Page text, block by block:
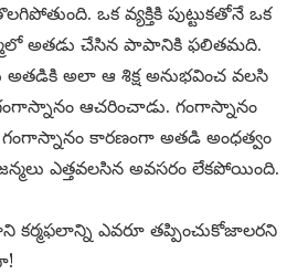
ఒక వ్యక్తికి పుట్టుకతోనే ఒక
జన్మలో అతడు చేసిన పాపానికి ఫలితమది.
అతడికి అలా ఆ శిక్ష అనుభవించ వలసి
ఆచరించాడు. గంగాస్నానం
గంగాస్నానం కారణంగా అతడి అంధత్వం
ఎత్తవలసిన అవసరం లేకపోయింది.
ఎవరూ తప్పించుకోజాలరని